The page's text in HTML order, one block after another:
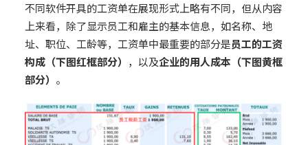
不同软件开具的工资单在展现形式上略有不同，但从内容
上来看，除了显示员工和雇主的基本信息，如名称、地
址、职位、工龄等，工资单中最重要的部分是员工的工资
构成（下图红框部分） ，以及企业的用人成本（下图黄框
部分） 。